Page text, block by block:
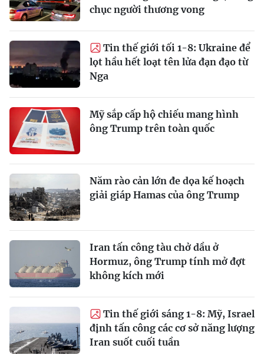
chục người thương vong
Tin thế giới tối 1-8: Ukraine để
lọt hầu hết loạt tên lửa đạn đạo từ
Nga
Mỹ sắp cấp hộ chiếu mang hình
ông Trump trên toàn quốc
Năm rào cản lớn đe dọa kế hoạch
giải giáp Hamas của ông Trump
Iran tấn công tàu chở dầu ở
Hormuz, ông Trump tính mở đợt
không kích mới
Tin thế giới sáng 1-8: Mỹ, Israel
định tấn công các cơ sở năng lượng
Iran suốt cuối tuần